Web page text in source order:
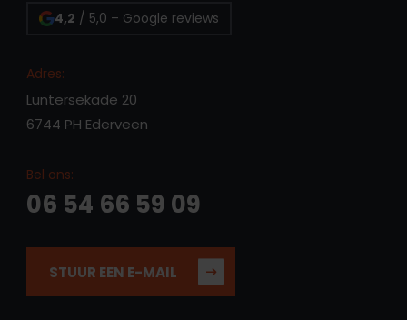
4,2 / 5,0 – Google reviews
Adres:
Luntersekade 20
6744 PH Ederveen
Bel ons:
06 54 66 59 09
STUUR EEN E-MAIL